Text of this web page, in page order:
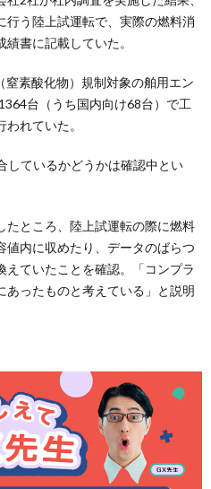
う陸上試運転で、実際の燃料消
書に記載していた。
素酸化物）規制対象の舶用エン
台（うち国内向け68台）で工
れていた。
しているかどうかは確認中とい
たところ、陸上試運転の際に燃料
内に収めたり、データのばらつ
えていたことを確認。「コンプラ
あったものと考えている」と説明